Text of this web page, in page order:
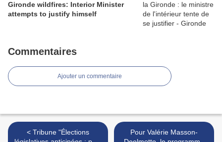
Gironde wildfires: Interior Minister
attempts to justify himself
Commentaires
Ajouter un commentaire
< Tribune "Élections
Pour Valérie Masson-